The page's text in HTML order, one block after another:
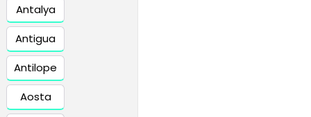
Antalya
Antigua
Antilope
Aosta